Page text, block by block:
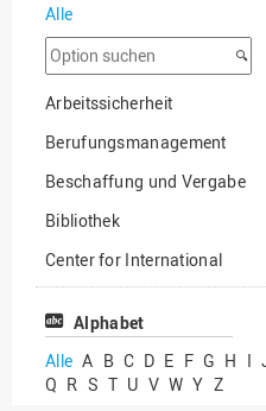
Alle
Option
suchen
Arbeitssicherheit
Berufungsmanagement
Beschaffung und Vergabe
Bibliothek
Center for International
Mobility
Center for International
Chancengerechtigkeit
Alphabet
Alle A B C D E F G H I
Q R S T U V W Y Z